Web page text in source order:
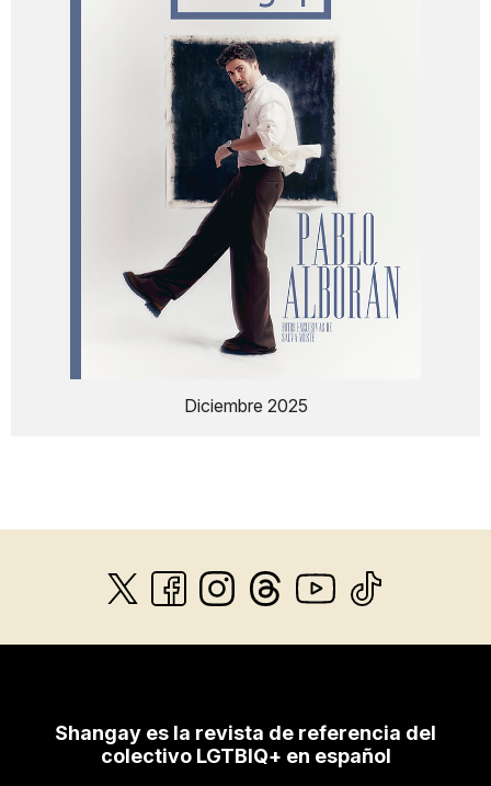
Diciembre 2025
Shangay es la revista de referencia del
colectivo LGTBIQ+ en español